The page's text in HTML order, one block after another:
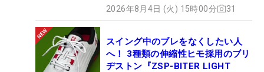
2026年8月4日 (火) 15時00分 31
スイング中のブレをなくしたい人
へ！ 3種類の伸縮性ヒモ採用のブリ
ヂストン『ZSP-BITER LIGHT